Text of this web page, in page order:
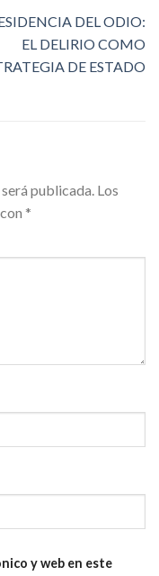
DEL ODIO:
EL DELIRIO COMO
DE ESTADO
publicada. Los
*
y web en este